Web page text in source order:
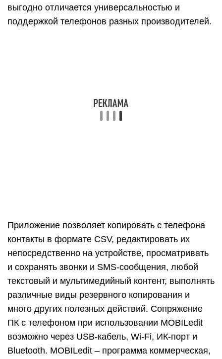
выгодно отличается универсальностью и
поддержкой телефонов разных производителей.
и сохранять звонки и SMS-сообщения, любой
текстовый и мультимедийный контент, выполнять
бесплатно.